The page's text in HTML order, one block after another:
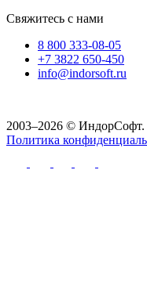
Свяжитесь с нами
8 800 333-08-05
+7 3822 650-450
info@indorsoft.ru
2003–2026 © ИндорСофт.
Политика